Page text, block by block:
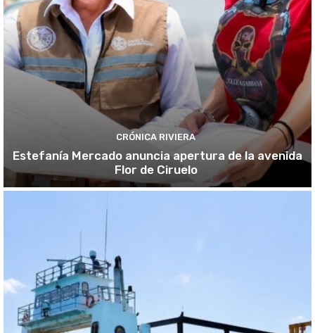
CRÓNICA RIVIERA
Estefanía Mercado anuncia apertura de la avenida
Flor de Ciruelo